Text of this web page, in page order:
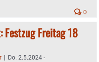
0
Festzug Freitag 18
| Do. 2.5.2024 -